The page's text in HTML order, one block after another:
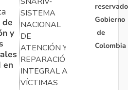
de
y
en
SISTEMA
NACIONAL
DE
ATENCIÓN Y
REPARACIÓN
INTEGRAL A
VÍCTIMAS
Gobierno
de
Colombia